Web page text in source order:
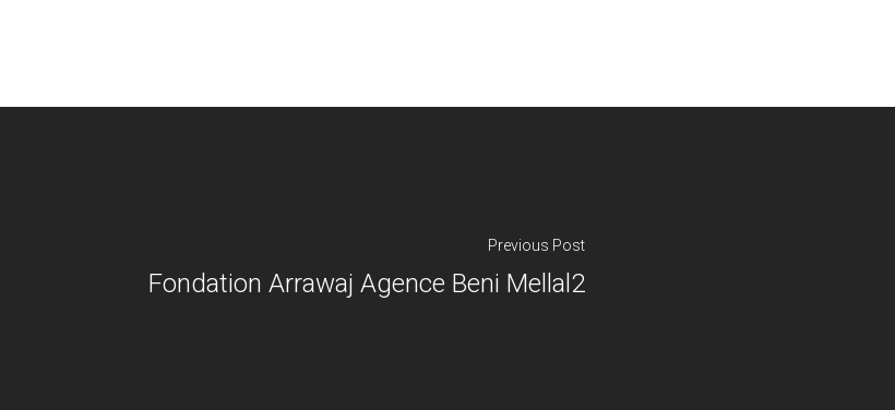
Previous Post
Fondation Arrawaj Agence Beni Mellal2